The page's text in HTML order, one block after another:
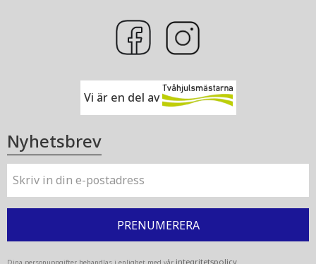
Vi är en del av
Nyhetsbrev
PRENUMERERA
integritetspolicy